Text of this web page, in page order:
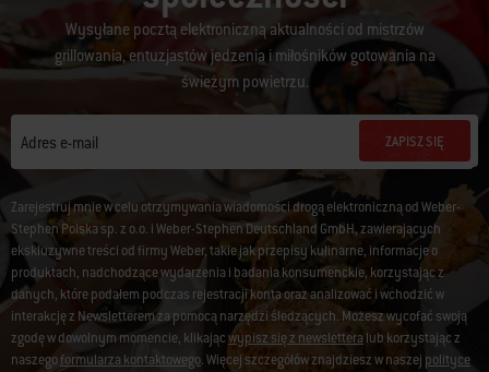
Wysyłane pocztą elektroniczną aktualności od mistrzów
grillowania, entuzjastów jedzenia i miłośników gotowania na
świeżym powietrzu.
Adres e-mail ZAPISZ SIĘ
Zarejestruj mnie w celu otrzymywania wiadomości drogą elektroniczną od Weber-
Stephen Polska sp. z o.o. i Weber-Stephen Deutschland GmbH, zawierających
ekskluzywne treści od firmy Weber, takie jak przepisy kulinarne, informacje o
produktach, nadchodzące wydarzenia i badania konsumenckie, korzystając z
danych, które podałem podczas rejestracji konta oraz analizować i wchodzić w
interakcję z Newsletterem za pomocą narzędzi śledzących. Możesz wycofać swoją
zgodę w dowolnym momencie, klikającwypisz się z newslettera lub korzystając z
naszegoformularza kontaktowego. Więcej szczegółów znajdziesz w naszej polityce